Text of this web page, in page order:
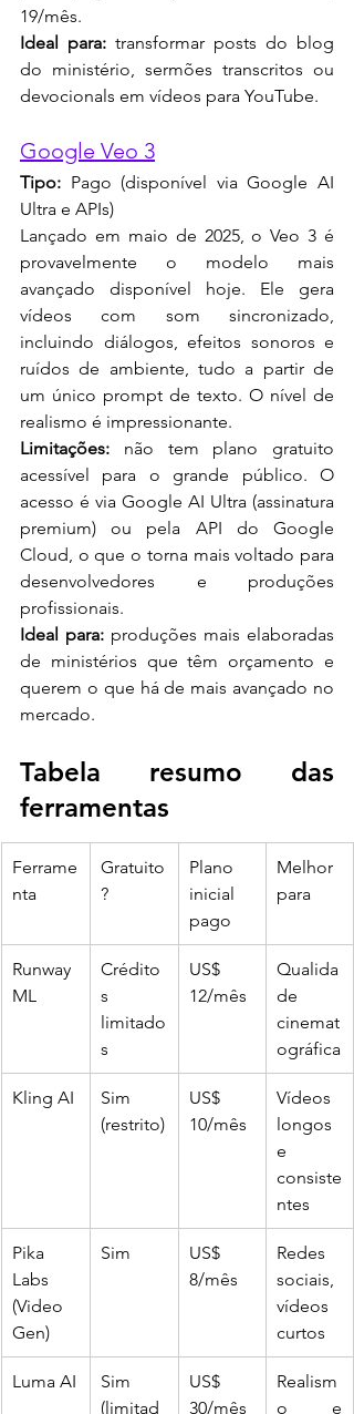
19/mês.
Ideal para: transformar posts do blog
do ministério, sermões transcritos ou
devocionals em vídeos para YouTube.
Google Veo 3
Tipo: Pago (disponível via Google AI
Ultra e APIs)
Lançado em maio de 2025, o Veo 3 é
provavelmente o modelo mais
avançado disponível hoje. Ele gera
vídeos com som sincronizado,
incluindo diálogos, efeitos sonoros e
ruídos de ambiente, tudo a partir de
um único prompt de texto. O nível de
realismo é impressionante.
Limitações: não tem plano gratuito
acessível para o grande público. O
acesso é via Google AI Ultra (assinatura
premium) ou pela API do Google
Cloud, o que o torna mais voltado para
desenvolvedores e produções
profissionais.
Ideal para: produções mais elaboradas
de ministérios que têm orçamento e
querem o que há de mais avançado no
mercado.
Tabela resumo das
ferramentas
Ferrame
nta
Gratuito
?
Plano
inicial
pago
Melhor
para
Runway
ML
Crédito
s
limitado
s
US$
12/mês
Qualida
de
cinemat
ográfica
Kling AI
Sim
(restrito)
US$
10/mês
Vídeos
longos
e
consiste
ntes
Pika
Labs
(Video
Gen)
Sim
US$
8/mês
Redes
sociais,
vídeos
curtos
Luma AI
Sim
(limitad
US$
30/mês
Realism
o e